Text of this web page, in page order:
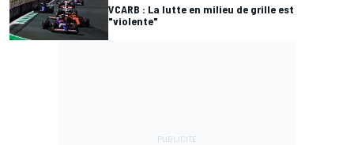
VCARB : La lutte en milieu de grille est
"violente"